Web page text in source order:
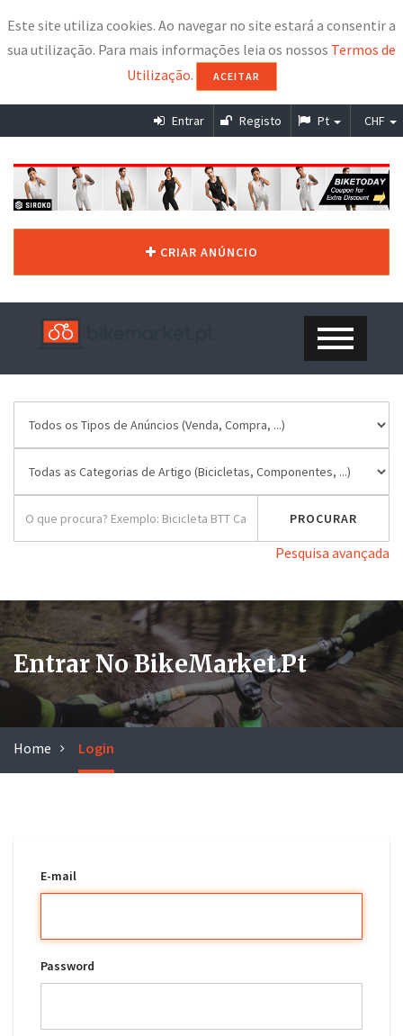
Este site utiliza cookies. Ao navegar no site estará a consentir a
sua utilização. Para mais informações leia os nossos Termos de
Utilização. ACEITAR
Entrar Registo Pt CHF
CRIAR ANÚNCIO
Pesquisa avançada
Entrar No BikeMarket.pt
Home Login
E-mail
Password